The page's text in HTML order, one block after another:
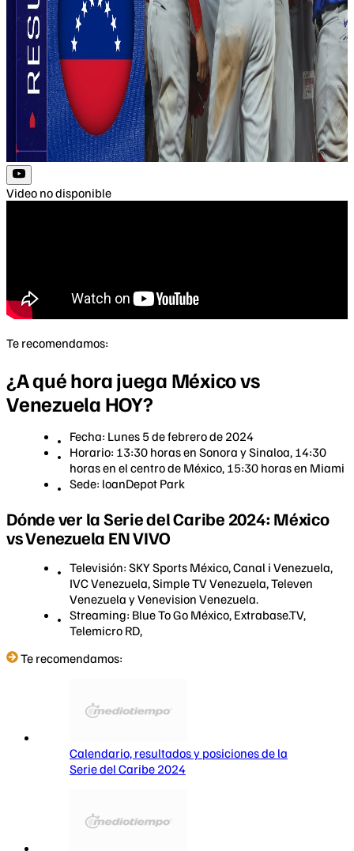
Video no disponible
Te recomendamos:
¿A qué hora juega México vs
Venezuela HOY?
Fecha: Lunes 5 de febrero de 2024
Horario: 13:30 horas en Sonora y Sinaloa, 14:30
horas en el centro de México, 15:30 horas en Miami
Sede: loanDepot Park
Dónde ver la Serie del Caribe 2024: México
vs Venezuela EN VIVO
Televisión: SKY Sports México, Canal i Venezuela,
IVC Venezuela, Simple TV Venezuela, Televen
Venezuela y Venevision Venezuela.
Streaming: Blue To Go México, Extrabase.TV,
Telemicro RD,
Te recomendamos:
Calendario, resultados y posiciones de la
Serie del Caribe 2024